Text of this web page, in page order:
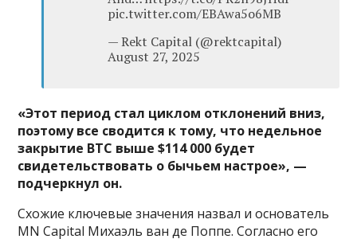
pic.twitter.com/EBAwa5o6MB
— Rekt Capital (@rektcapital)
August 27, 2025
«Этот период стал циклом отклонений вниз,
поэтому все сводится к тому, что недельное
закрытие BTC выше $114 000 будет
свидетельствовать о бычьем настрое», —
подчеркнул он.
Схожие ключевые значения назвал и основатель
MN Capital Михаэль ван де Поппе. Согласно его